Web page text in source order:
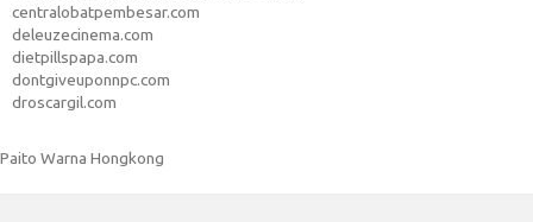
centralobatpembesar.com
deleuzecinema.com
dietpillspapa.com
dontgiveuponnpc.com
droscargil.com
Paito Warna Hongkong